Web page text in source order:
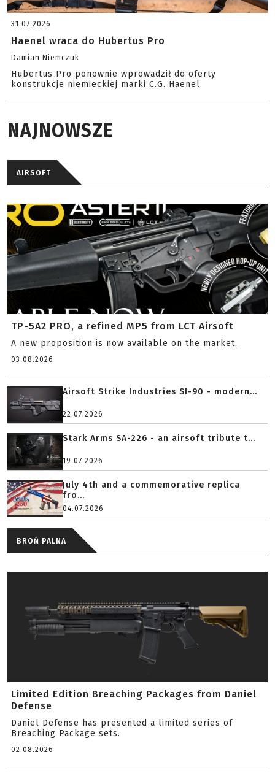
31.07.2026
Haenel wraca do Hubertus Pro
Damian Niemczuk
Hubertus Pro ponownie wprowadził do oferty
konstrukcje niemieckiej marki C.G. Haenel.
NAJNOWSZE
AIRSOFT
TP-5A2 PRO, a refined MP5 from LCT Airsoft
A new proposition is now available on the market.
03.08.2026
Airsoft Strike Industries SI-90 - modern...
22.07.2026
Stark Arms SA-226 - an airsoft tribute t...
19.07.2026
July 4th and a commemorative replica
fro...
04.07.2026
BROŃ PALNA
Limited Edition Breaching Packages from Daniel
Defense
Daniel Defense has presented a limited series of
Breaching Package sets.
02.08.2026